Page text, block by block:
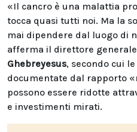
«Il cancro è una malattia
tocca quasi tutti noi. Ma la
mai dipendere dal luogo di
afferma il direttore
Ghebreyesus, secondo cui
documentate dal rapporto
possono essere ridotte
e investimenti mirati.